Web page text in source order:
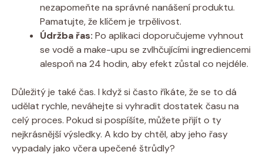
nezapomeňte na správné nanášení produktu.
Pamatujte, že klíčem je trpělivost.
Údržba řas: Po aplikaci doporučujeme vyhnout
se vodě a make-upu se zvlhčujícími ingrediencemi
alespoň na 24 hodin, aby efekt zůstal co nejdéle.
Důležitý je také čas. I když si často říkáte, že se to dá
udělat rychle, neváhejte si vyhradit dostatek času na
celý proces. Pokud si pospíšíte, můžete přijít o ty
nejkrásnější výsledky. A kdo by chtěl, aby jeho řasy
vypadaly jako včera upečené štrůdly?